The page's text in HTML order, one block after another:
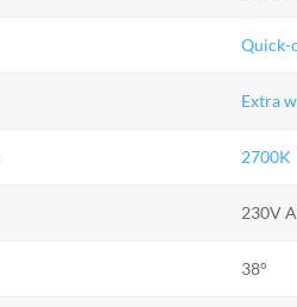
Quick-
Extra
2700K
230V
38°